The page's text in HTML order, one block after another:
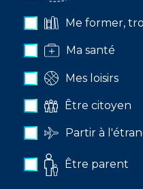
Me former,
Ma santé
Mes loisirs
Être citoyen
Partir à
Être parent